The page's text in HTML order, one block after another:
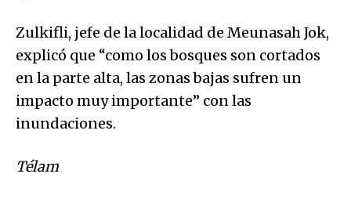
Zulkifli, jefe de la localidad de Meunasah Jok,
explicó que “como los bosques son cortados
en la parte alta, las zonas bajas sufren un
impacto muy importante” con las
inundaciones.
Télam